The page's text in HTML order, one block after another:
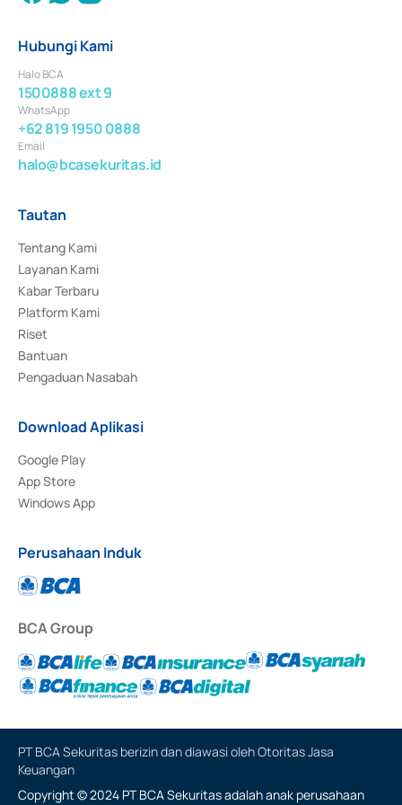
Hubungi Kami
Halo BCA
1500888 ext 9
WhatsApp
+62 819 1950 0888
Email
halo@bcasekuritas.id
Tautan
Tentang Kami
Layanan Kami
Kabar Terbaru
Platform Kami
Riset
Bantuan
Pengaduan Nasabah
Download Aplikasi
Google Play
App Store
Windows App
Perusahaan Induk
BCA Group
PT BCA Sekuritas berizin dan diawasi oleh Otoritas Jasa
Keuangan
Copyright © 2024 PT BCA Sekuritas adalah anak perusahaan